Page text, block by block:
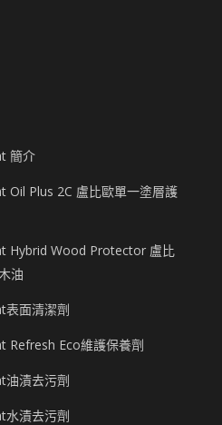
簡介
Plus 2C 盧比歐單一塗層護
Hybrid Wood Protector 盧比
油
面清潔劑
Eco維護保養劑
漬去污劑
漬去污劑